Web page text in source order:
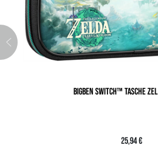
BIGBEN SWITCH™ TASCHE
25,94 €